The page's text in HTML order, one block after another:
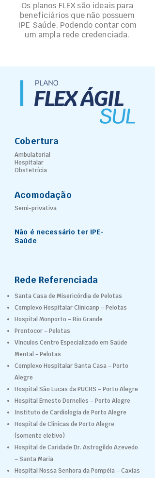
Os planos FLEX são ideais para
beneficiários que não possuem
IPE Saúde. Podendo contar com
um ampla rede credenciada.
Cobertura
Ambulatorial
Hospitalar
Obstetrícia
Acomodação
Semi-privativa
Não é necessário ter IPE-
Saúde
Rede Referenciada
Santa Casa de Misericórdia de Pelotas
Complexo Hospitalar Clinicanp – Pelotas
Hospital Monporto – Rio Grande
Prontocor – Pelotas
Vínculos Centro Especializado em Saúde
Mental - Pelotas
Complexo Hospitalar Santa Casa – Porto
Alegre
Hospital São Lucas da PUCRS – Porto Alegre
Hospital Ernesto Dornelles – Porto Alegre
Instituto de Cardiologia de Porto Alegre
Hospital de Clínicas de Porto Alegre
(somente eletivo)
Hospital de Caridade Dr. Astrogildo Azevedo
– Santa Maria
Hospital Nossa Senhora da Pompéia – Caxias